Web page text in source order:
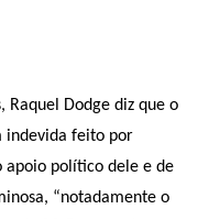
Raquel Dodge diz que o
indevida feito por
apoio político dele e de
“notadamente o